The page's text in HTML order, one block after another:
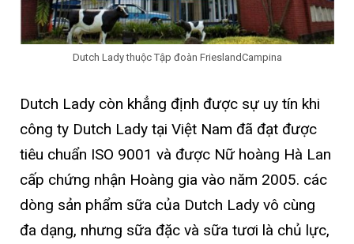
Dutch Lady thuộc Tập đoàn FrieslandCampina
Dutch Lady còn khẳng định được sự uy tín khi
công ty Dutch Lady tại Việt Nam đã đạt được
tiêu chuẩn ISO 9001 và được Nữ hoàng Hà Lan
cấp chứng nhận Hoàng gia vào năm 2005. các
dòng sản phẩm sữa của Dutch Lady vô cùng
đa dạng, nhưng sữa đặc và sữa tươi là chủ lực,